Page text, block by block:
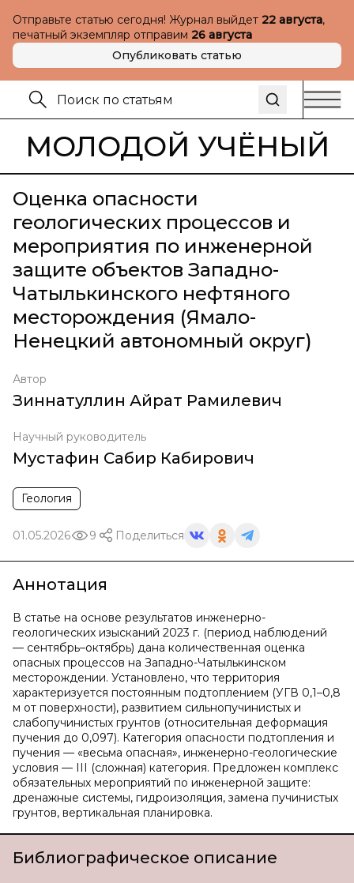
Отправьте статью сегодня! Журнал выйдет 22 августа,
печатный экземпляр отправим 26 августа
Опубликовать статью
МОЛОДОЙ УЧЁНЫЙ
Оценка опасности
геологических процессов и
мероприятия по инженерной
защите объектов Западно-
Чатылькинского нефтяного
месторождения (Ямало-
Ненецкий автономный округ)
Автор
Зиннатуллин Айрат Рамилевич
Научный руководитель
Мустафин Сабир Кабирович
Геология
01.05.2026 9 Поделиться
Аннотация
В статье на основе результатов инженерно-
геологических изысканий 2023 г. (период наблюдений
— сентябрь–октябрь) дана количественная оценка
опасных процессов на Западно-Чатылькинском
месторождении. Установлено, что территория
характеризуется постоянным подтоплением (УГВ 0,1–0,8
м от поверхности), развитием сильнопучинистых и
слабопучинистых грунтов (относительная деформация
пучения до 0,097). Категория опасности подтопления и
пучения — «весьма опасная», инженерно-геологические
условия — III (сложная) категория. Предложен комплекс
обязательных мероприятий по инженерной защите:
дренажные системы, гидроизоляция, замена пучинистых
грунтов, вертикальная планировка.
Библиографическое описание